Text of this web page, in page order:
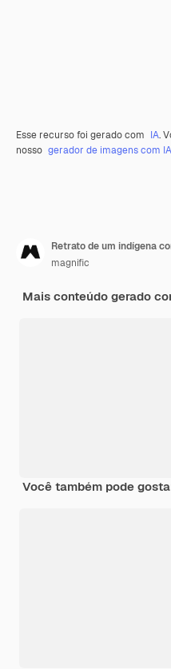
Esse recurso foi gerado com IA.
nosso gerador de imagens com
Retrato de um indígena
magnific
Mais conteúdo gerado
Você também pode